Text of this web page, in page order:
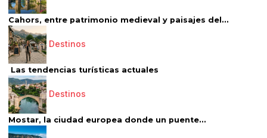
Cahors, entre patrimonio medieval y paisajes del...
Destinos
Las tendencias turísticas actuales
Destinos
Mostar, la ciudad europea donde un puente...